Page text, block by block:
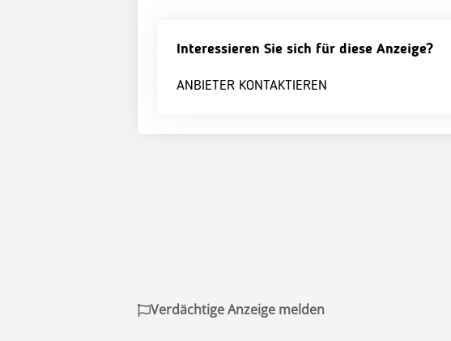
Interessieren Sie sich für diese Anzeige?
ANBIETER KONTAKTIEREN
Verdächtige Anzeige melden